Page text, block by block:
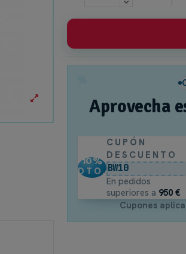
Aprovecha
10%
DTO.
CUPÓN
DESCUENTO
BW10
En pedidos
superiores a 950 €
Cupones